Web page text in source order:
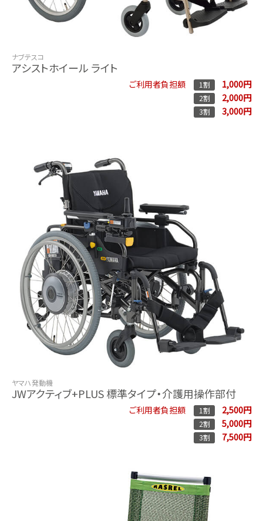
ナブテスコ
アシストホイール ライト
ご利用者負担額 1割 1,000円
2割 2,000円
3割 3,000円
ヤマハ発動機
JWアクティブ+PLUS 標準タイプ・介護用操作部付
ご利用者負担額 1割 2,500円
2割 5,000円
3割 7,500円